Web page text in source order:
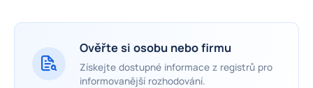
Ověřte si osobu nebo firmu
Získejte dostupné informace z registrů pro
informovanější rozhodování.